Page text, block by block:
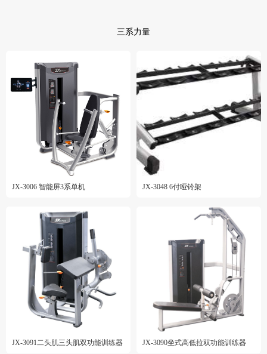
三系力量
JX-3006 智能屏3系单机 JX-3048 6付哑铃架
JX-3091二头肌三头肌双功能训练器 JX-3090坐式高低拉双功能训练器